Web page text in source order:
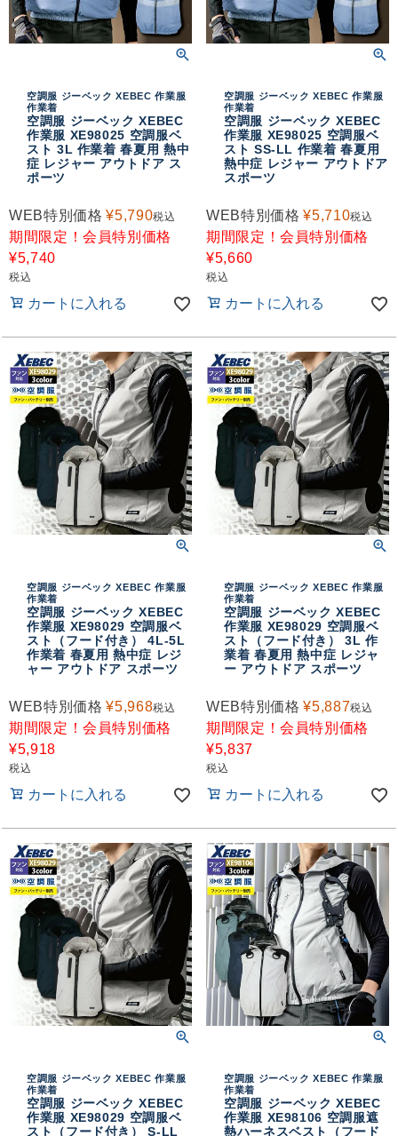
空調服 ジーベック XEBEC 作業服
作業着
空調服 ジーベック XEBEC
作業服 XE98025 空調服ベ
スト 3L 作業着 春夏用 熱中
症 レジャー アウトドア ス
ポーツ
WEB特別価格 ¥5,790税込
期間限定！会員特別価格
¥5,740
税込
カートに入れる
空調服 ジーベック XEBEC 作業服
作業着
空調服 ジーベック XEBEC
作業服 XE98025 空調服ベ
スト SS-LL 作業着 春夏用
熱中症 レジャー アウトドア
スポーツ
WEB特別価格 ¥5,710税込
期間限定！会員特別価格
¥5,660
税込
カートに入れる
空調服 ジーベック XEBEC 作業服
作業着
空調服 ジーベック XEBEC
作業服 XE98029 空調服ベ
スト（フード付き） 4L-5L
作業着 春夏用 熱中症 レジ
ャー アウトドア スポーツ
WEB特別価格 ¥5,968税込
期間限定！会員特別価格
¥5,918
税込
カートに入れる
空調服 ジーベック XEBEC 作業服
作業着
空調服 ジーベック XEBEC
作業服 XE98029 空調服ベ
スト（フード付き） 3L 作
業着 春夏用 熱中症 レジャ
ー アウトドア スポーツ
WEB特別価格 ¥5,887税込
期間限定！会員特別価格
¥5,837
税込
カートに入れる
空調服 ジーベック XEBEC 作業服
作業着
空調服 ジーベック XEBEC
作業服 XE98029 空調服ベ
スト（フード付き） S-LL
空調服 ジーベック XEBEC 作業服
作業着
空調服 ジーベック XEBEC
作業服 XE98106 空調服遮
熱ハーネスベスト（フード